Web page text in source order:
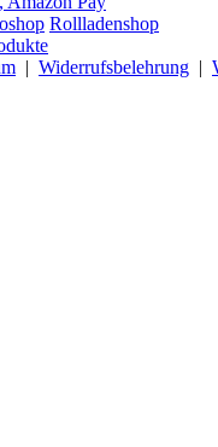
Rollladenshop
| Widerrufsbelehrung |